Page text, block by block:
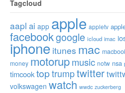
Tagcloud
aapl ai app apple appletv
facebookgoogle icloud imac
iphone itunes mac
money motorupmusic notw nsa
timcooktop trumptwitter
volkswagen watch wwdc zuckerberg